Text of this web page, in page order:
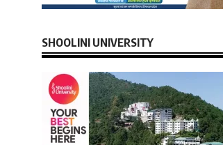
SHOOLINI UNIVERSITY